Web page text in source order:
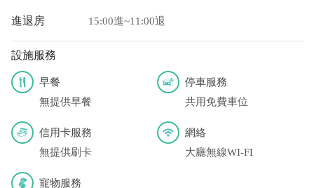
進退房 15:00進~11:00退
設施服務
早餐
無提供早餐
停車服務
共用免費車位
信用卡服務
無提供刷卡
網絡
大廳無線WI-FI
寵物服務